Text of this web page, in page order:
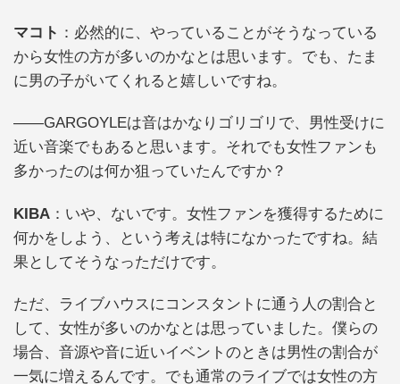
マコト ：必然的に、やっていることがそうなっている
から女性の方が多いのかなとは思います。でも、たま
に男の子がいてくれると嬉しいですね。
――GARGOYLEは音はかなりゴリゴリで、男性受けに
近い音楽でもあると思います。それでも女性ファンも
多かったのは何か狙っていたんですか？
KIBA ：いや、ないです。女性ファンを獲得するために
何かをしよう、という考えは特になかったですね。結
果としてそうなっただけです。
ただ、ライブハウスにコンスタントに通う人の割合と
して、女性が多いのかなとは思っていました。僕らの
場合、音源や音に近いイベントのときは男性の割合が
一気に増えるんです。でも通常のライブでは女性の方